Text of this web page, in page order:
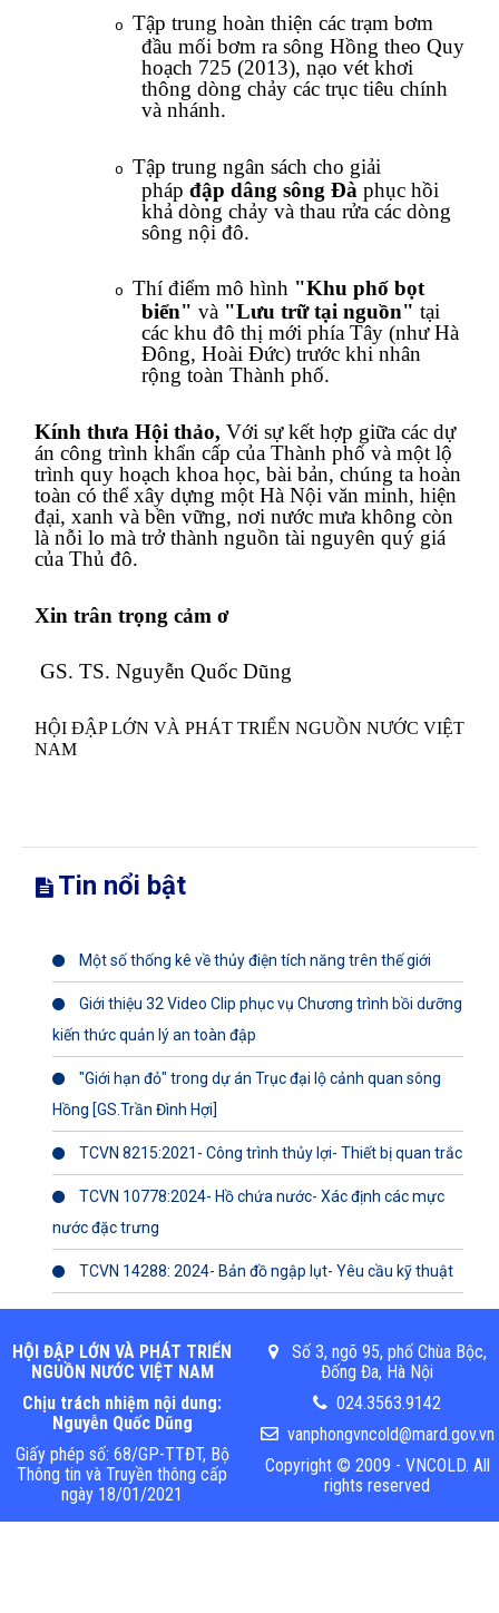
o Tập trung hoàn thiện các trạm bơm
đầu mối bơm ra sông Hồng theo Quy
hoạch 725 (2013), nạo vét khơi
thông dòng chảy các trục tiêu chính
và nhánh.
o Tập trung ngân sách cho giải
pháp đập dâng sông Đà phục hồi
khả dòng chảy và thau rửa các dòng
sông nội đô.
o Thí điểm mô hình "Khu phố bọt
biển" và "Lưu trữ tại nguồn" tại
các khu đô thị mới phía Tây (như Hà
Đông, Hoài Đức) trước khi nhân
rộng toàn Thành phố.
Kính thưa Hội thảo, Với sự kết hợp giữa các dự
án công trình khẩn cấp của Thành phố và một lộ
trình quy hoạch khoa học, bài bản, chúng ta hoàn
toàn có thể xây dựng một Hà Nội văn minh, hiện
đại, xanh và bền vững, nơi nước mưa không còn
là nỗi lo mà trở thành nguồn tài nguyên quý giá
của Thủ đô.
Xin trân trọng cảm ơ
GS. TS. Nguyễn Quốc Dũng
HỘI ĐẬP LỚN VÀ PHÁT TRIỂN NGUỒN NƯỚC VIỆT
NAM
Tin nổi bật
Một số thống kê về thủy điện tích năng trên thế giới
Giới thiệu 32 Video Clip phục vụ Chương trình bồi dưỡng
kiến thức quản lý an toàn đập
"Giới hạn đỏ" trong dự án Trục đại lộ cảnh quan sông
Hồng [GS.Trần Đình Hợi]
TCVN 8215:2021- Công trình thủy lợi- Thiết bị quan trắc
TCVN 10778:2024- Hồ chứa nước- Xác định các mực
nước đặc trưng
TCVN 14288: 2024- Bản đồ ngập lụt- Yêu cầu kỹ thuật
HỘI ĐẬP LỚN VÀ PHÁT TRIỂN
NGUỒN NƯỚC VIỆT NAM
Chịu trách nhiệm nội dung:
Nguyễn Quốc Dũng
Giấy phép số: 68/GP-TTĐT, Bộ
Thông tin và Truyền thông cấp
ngày 18/01/2021
Số 3, ngõ 95, phố Chùa Bộc,
Đống Đa, Hà Nội
024.3563.9142
vanphongvncold@mard.gov.vn
Copyright © 2009 - VNCOLD. All
rights reserved